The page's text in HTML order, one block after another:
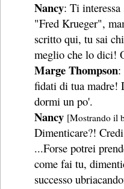
Nancy: Ti interessa
"Fred Krueger",
scritto qui, tu sai
meglio che lo dici!
Marge Thompson:
fidati di tua madre!
dormi un po'.
Nancy [Mostrando il
Dimenticare?!
...Forse potrei
come fai tu,
successo